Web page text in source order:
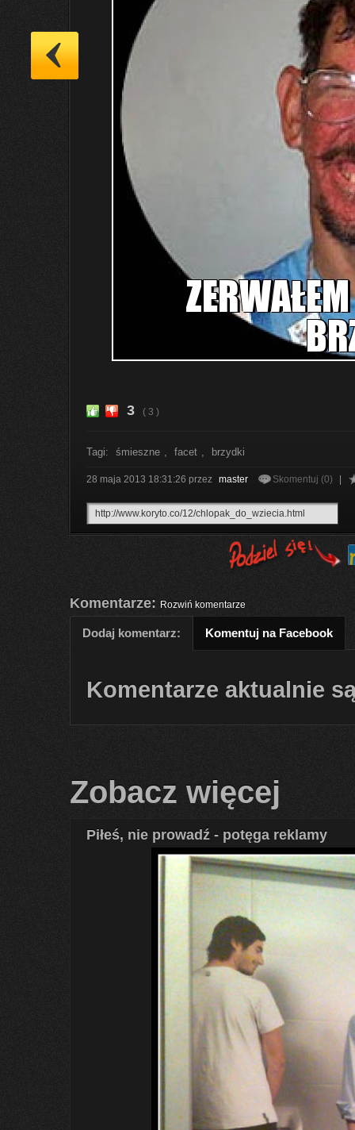
3 ( 3 )
Tagi: śmieszne , facet , brzydki
28 maja 2013 18:31:26 przez master Skomentuj (0)
Komentarze: Rozwiń komentarze
Dodaj komentarz: Komentuj na Facebook
Komentarze aktualnie
Zobacz więcej
Piłeś, nie prowadź - potęga reklamy